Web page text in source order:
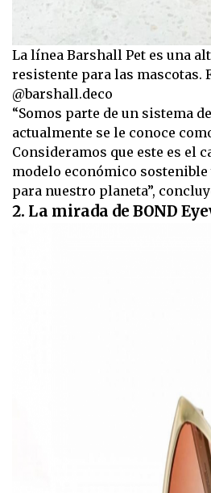
La línea Barshall Pet es una
resistente para las mascotas.
@barshall.deco
“Somos parte de un sistema
actualmente se le conoce
Consideramos que este es el
modelo económico
para nuestro planeta”,
2. La mirada de BOND